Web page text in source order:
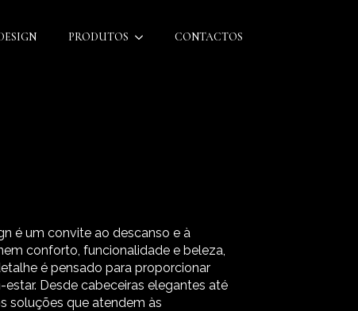
PRODUTOS CONTACTOS
é um convite ao descanso e à
conforto, funcionalidade e beleza,
é pensado para proporcionar
Desde cabeceiras elegantes até
soluções que atendem às